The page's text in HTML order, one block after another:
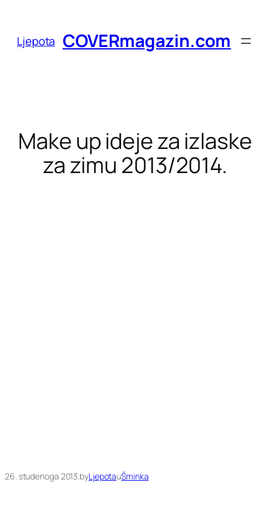
sadržaja
Ljepota COVERmagazin.com
Make up ideje za izlaske
za zimu 2013/2014.
26. studenoga 2013.byLjepotauŠminka